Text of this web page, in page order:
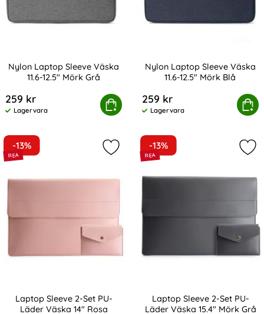
Nylon Laptop Sleeve Väska
11.6-12.5" Mörk Grå
259 kr
Tillgänglighet:
Lagervara
Köp
Nylon Laptop Sleeve Väska 11.6-12.5" Mörk Grå
Nylon Laptop Sleeve Väska
11.6-12.5" Mörk Blå
259 kr
Tillgänglighet:
Lagervara
Köp
Nylon Laptop Sleeve
-13%
Laptop Sleeve 2-Set PU-
Läder Väska 14" Rosa
Markera laptop Sleeve 2-Set PU-
-13%
Laptop Sleeve 2-Set PU-
Läder Väska 15.4" Mörk Grå